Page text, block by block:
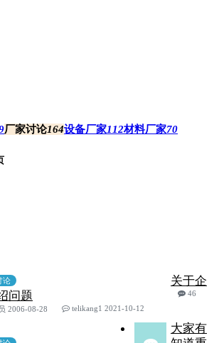
厂家讨论164设备厂家112材料厂家70
论
关于企
问题
46
2006-08-28
telikang1 2021-10-12
大家有